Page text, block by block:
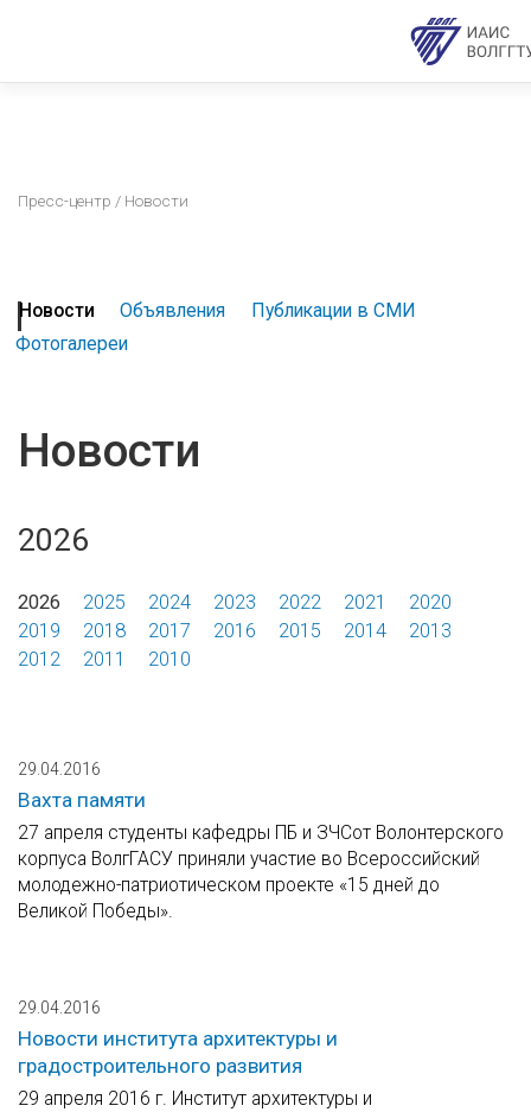
Пресс-центр / Новости
Новости Объявления
Публикации в СМИ
Фотогалереи
Новости
2026
2026 2025 2024 2023 2022 2021
2020
2019
2018 2017 2016 2015 2014
2013
2012
2011 2010
29.04.2016
Вахта памяти
27 апреля студенты кафедры ПБ и ЗЧСот Волонтерского
корпуса ВолгГАСУ приняли участие во Всероссийский
молодежно-патриотическом проекте «15 дней до
Великой Победы».
29.04.2016
Новости института архитектуры и
градостроительного развития
29 апреля 2016 г. Институт архитектуры и